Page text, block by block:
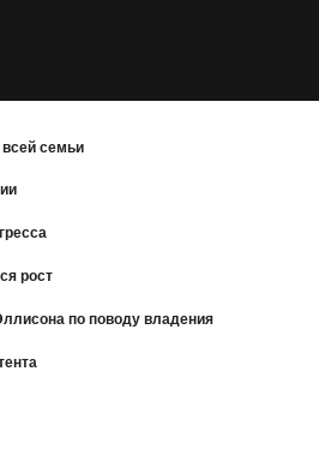
семьи
рост
по поводу владения